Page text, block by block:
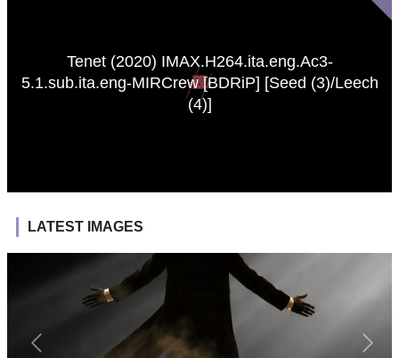
Tenet (2020) IMAX.H264.ita.eng.Ac3-
5.1.sub.ita.eng-MIRCrew [BDRiP] [Seed (3)/Leech
(4)]
LATEST IMAGES